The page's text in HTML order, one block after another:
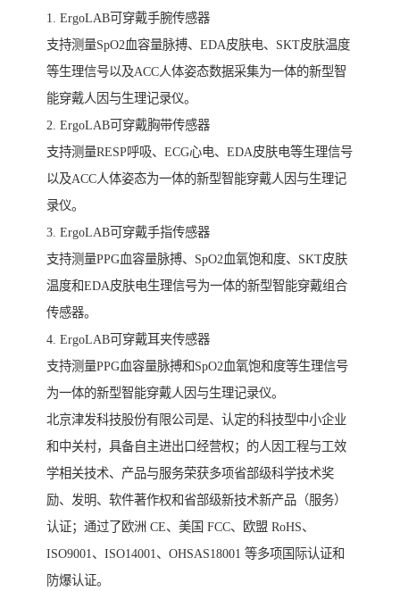
1. ErgoLAB可穿戴手腕传感器
支持测量SpO2血容量脉搏、EDA皮肤电、SKT皮肤温度
等生理信号以及ACC人体姿态数据采集为一体的新型智
能穿戴人因与生理记录仪。
2. ErgoLAB可穿戴胸带传感器
支持测量RESP呼吸、ECG心电、EDA皮肤电等生理信号
以及ACC人体姿态为一体的新型智能穿戴人因与生理记
录仪。
3. ErgoLAB可穿戴手指传感器
支持测量PPG血容量脉搏、SpO2血氧饱和度、SKT皮肤
温度和EDA皮肤电生理信号为一体的新型智能穿戴组合
传感器。
4. ErgoLAB可穿戴耳夹传感器
支持测量PPG血容量脉搏和SpO2血氧饱和度等生理信号
为一体的新型智能穿戴人因与生理记录仪。
北京津发科技股份有限公司是、认定的科技型中小企业
和中关村，具备自主进出口经营权；的人因工程与工效
学相关技术、产品与服务荣获多项省部级科学技术奖
励、发明、软件著作权和省部级新技术新产品（服务）
认证；通过了欧洲 CE、美国 FCC、欧盟 RoHS、
ISO9001、ISO14001、OHSAS18001 等多项国际认证和
防爆认证。